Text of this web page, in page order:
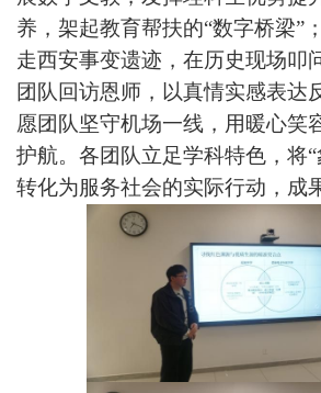
养，架起教育帮扶的“数字桥梁”
走西安事变遗迹，在历史现场叩
团队回访恩师，以真情实感表达
愿团队坚守机场一线，用暖心笑
护航。各团队立足学科特色，将
转化为服务社会的实际行动，成